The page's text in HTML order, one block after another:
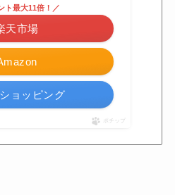
ト最大11倍！／
天市場
ョッピング
ポチップ